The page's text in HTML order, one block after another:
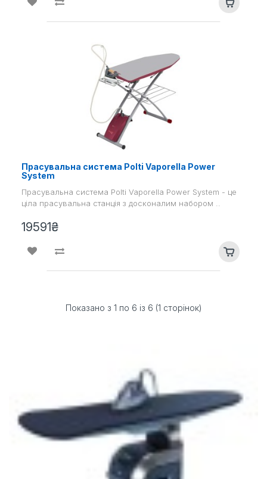
Прасувальна система Polti Vaporella Power
System
Прасувальна система Polti Vaporella Power System - це
ціла прасувальна станція з досконалим набором ..
19591₴
Показано з 1 по 6 із 6 (1 сторінок)